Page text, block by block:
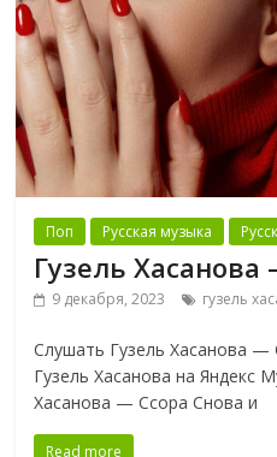
Поп Русская музыка
Гузель Хасанова
9 декабря, 2023 гузель
Слушать Гузель Хасанова
Гузель Хасанова на Яндекс
Хасанова — Ссора Снова и
Read more